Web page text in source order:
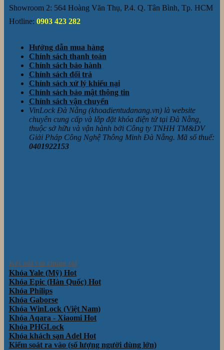
Showroom 2: 564 Hoàng Văn Thụ, P.4. Q. Tân Bình, Tp. HCM
Hotline: 0903 423 282
Hướng dẫn mua hàng
Chính sách thanh toán
Chính sách bảo hành
Chính sách đổi trả
Chính sách xử lý khiếu nại
Chính sách bảo mật thông tin
Chính sách vận chuyển
VinLock Đà Nẵng (khoadientudanang.vn) là website
chuyên cung cấp và lắp đặt khóa điện tử tại Đà Nẵng,
thuộc sở hữu và vận hành bởi Công ty TNHH TM&DV
Giải Pháp Công Nghệ Thông Minh Đà Nẵng. Mã số thuế:
0401922153
Kết nối với chúng tôi
Khóa Yale (Mỹ)
Khóa Epic (Hàn Quốc)
Khóa Philips
Khóa Gaborse
Khóa WinLock (Việt Nam)
Khóa Aqara - Xiaomi
Khóa PHGLock
Khóa khách sạn Adel
Kiểm soát ra vào (số lượng người dùng lớn)